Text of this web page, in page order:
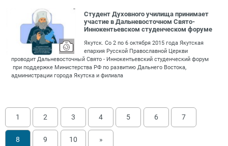
Студент Духовного училища принимает
участие в Дальневосточном Свято-
Иннокентьевском студенческом форуме
Якутск. Со 2 по 6 октября 2015 года Якутская
епархия Русской Православной Церкви
проводит Дальневосточный Свято - Иннокентьевский студенческий форум
при поддержке Министерства РФ по развитию Дальнего Востока,
администрации города Якутска и филиала
1 2 3 4 5 6 7
8 9 10 »